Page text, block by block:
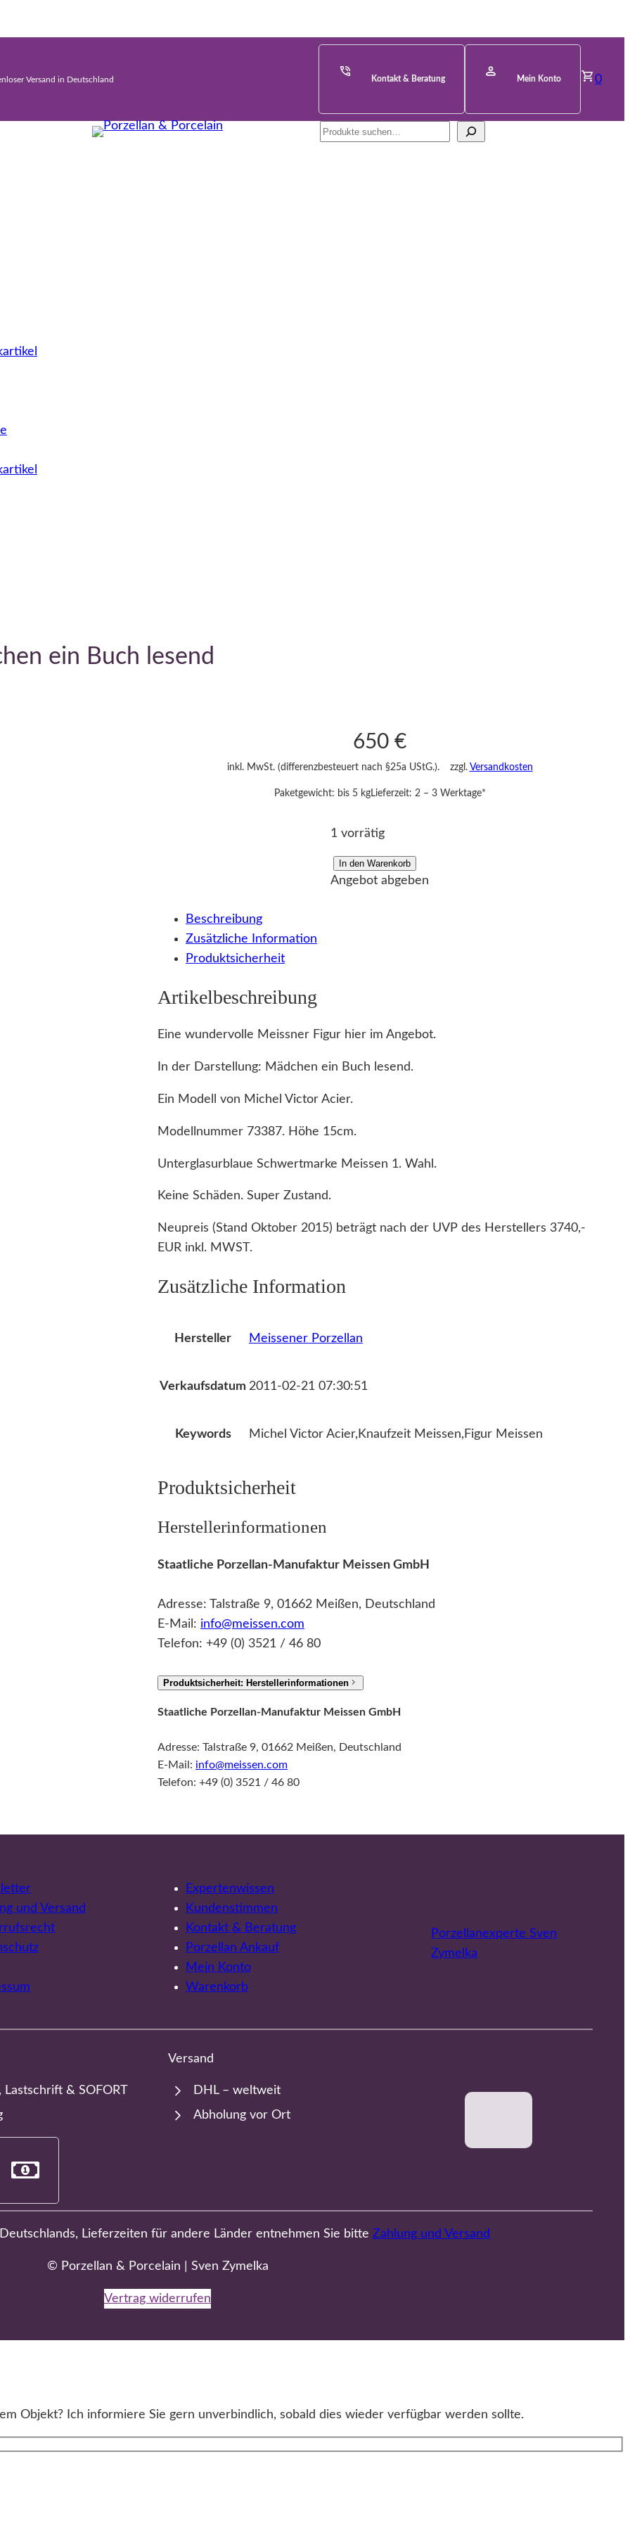
Versand in Deutschland Kontakt & Beratung Mein Konto 0
Suche
ein Buch lesend
650 €
inkl. MwSt. (differenzbesteuert nach §25a UStG.). zzgl. Versandkosten
Paketgewicht: bis 5 kgLieferzeit: 2 – 3 Werktage*
1 vorrätig
i
s
e
1
a
l
M
n
u
e
In den Warenkorb
Angebot abgeben
Beschreibung
Zusätzliche Information
Produktsicherheit
Artikelbeschreibung
Eine wundervolle Meissner Figur hier im Angebot.
In der Darstellung: Mädchen ein Buch lesend.
Ein Modell von Michel Victor Acier.
Modellnummer 73387. Höhe 15cm.
Unterglasurblaue Schwertmarke Meissen 1. Wahl.
Keine Schäden. Super Zustand.
Neupreis (Stand Oktober 2015) beträgt nach der UVP des Herstellers 3740,-
EUR inkl. MWST.
Zusätzliche Information
Hersteller Meissener Porzellan
Verkaufsdatum 2011-02-21 07:30:51
Keywords Michel Victor Acier,Knaufzeit Meissen,Figur Meissen
Produktsicherheit
Herstellerinformationen
Staatliche Porzellan-Manufaktur Meissen GmbH
Adresse: Talstraße 9, 01662 Meißen, Deutschland
E-Mail: info@meissen.com
Telefon: +49 (0) 3521 / 46 80
Produktsicherheit: Herstellerinformationen
Staatliche Porzellan-Manufaktur Meissen GmbH
Adresse: Talstraße 9, 01662 Meißen, Deutschland
E-Mail: info@meissen.com
Telefon: +49 (0) 3521 / 46 80
und Versand
Expertenwissen
Kundenstimmen
Kontakt & Beratung
Porzellan Ankauf
Mein Konto
Warenkorb
Porzellanexperte Sven
Zymelka
Lastschrift & SOFORT
Versand
DHL – weltweit
Abholung vor Ort
Lieferzeiten für andere Länder entnehmen Sie bitte Zahlung und Versand
© Porzellan & Porcelain | Sven Zymelka
Vertrag widerrufen
Objekt? Ich informiere Sie gern unverbindlich, sobald dies wieder verfügbar werden sollte.